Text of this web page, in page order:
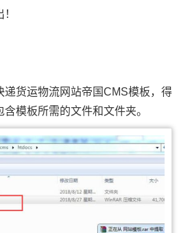
递货运物流网站帝国CMS模板，得
模板所需的文件和文件夹。